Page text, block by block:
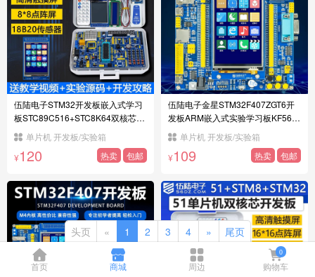
首页 商城 周边
0
购物车
伍陆电子STM32开发板嵌入式学习
板STC89C516+STC8K64双核芯KF
56-4单片机 开发板/实验箱
¥120 热卖 包邮
伍陆电子金星STM32F407ZGT6开
发板ARM嵌入式实验学习板KF56-1
2
单片机 开发板/实验箱
¥109 热卖 包邮
头页 « 1 2 3 4 » 尾页